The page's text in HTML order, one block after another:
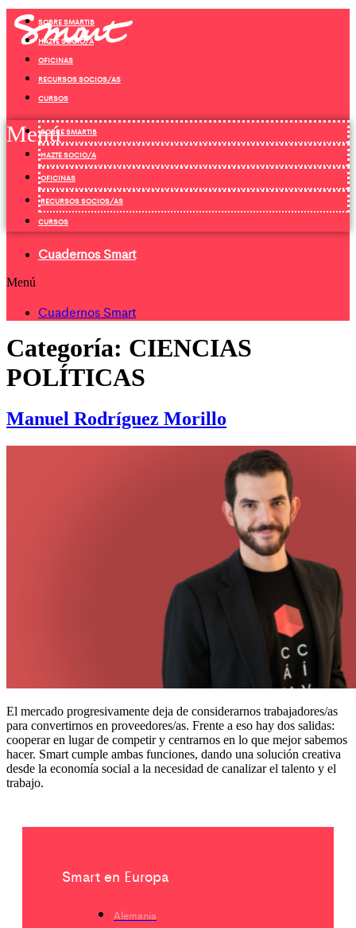
Ir
contenido
SOBRE SMARTIB
HAZTE SOCIO/A
OFICINAS
RECURSOS SOCIOS/AS
CURSOS
MenúSOBRE SMARTIB
HAZTE SOCIO/A
OFICINAS
RECURSOS SOCIOS/AS
CURSOS
Cuadernos Smart
Menú
Cuadernos Smart
Categoría: CIENCIAS
POLÍTICAS
Manuel Rodríguez Morillo
El mercado progresivamente deja de considerarnos trabajadores/as
para convertirnos en proveedores/as. Frente a eso hay dos salidas:
cooperar en lugar de competir y centrarnos en lo que mejor sabemos
hacer. Smart cumple ambas funciones, dando una solución creativa
desde la economía social a la necesidad de canalizar el talento y el
trabajo.
Smart en Europa
Alemania